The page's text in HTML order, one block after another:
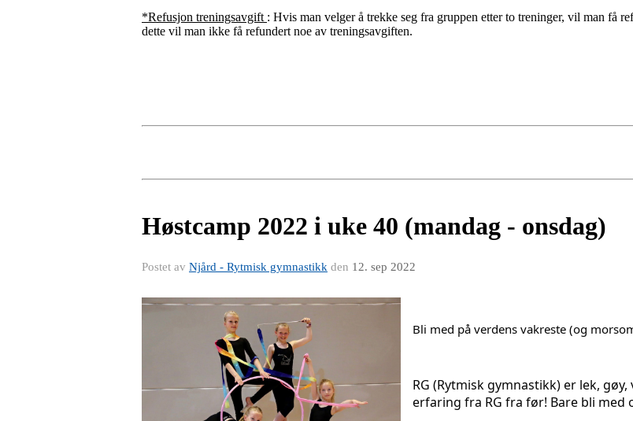
*Refusjon treningsavgift : Hvis man velger å trekke seg fra gruppen etter to treninger, vil man få
dette vil man ikke få refundert noe av treningsavgiften.
Høstcamp 2022 i uke 40 (mandag - onsdag)
Postet av Njård - Rytmisk gymnastikk den 12. sep 2022
Bli med på verdens vakreste (og
RG (Rytmisk gymnastikk) er lek,
erfaring fra RG fra før! Bare bli med